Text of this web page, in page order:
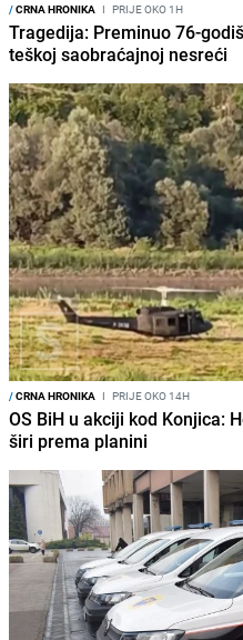
/CRNA HRONIKA I PRIJE OKO 1H
Tragedija: Preminuo 76-
teškoj saobraćajnoj nesreći
/CRNA HRONIKA I PRIJE OKO 14H
OS BiH u akciji kod Konjica:
širi prema planini